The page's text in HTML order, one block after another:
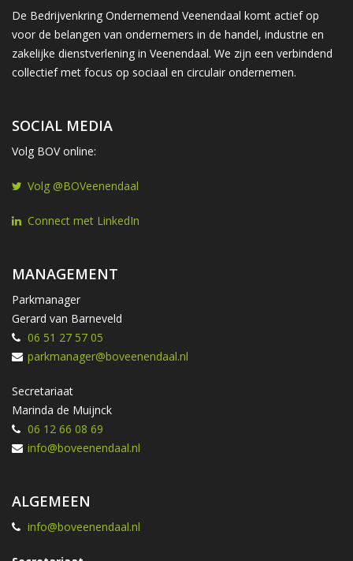
De Bedrijvenkring Ondernemend Veenendaal komt actief op
voor de belangen van ondernemers in de handel, industrie en
zakelijke dienstverlening in Veenendaal. We zijn een verbindend
collectief met focus op sociaal en circulair ondernemen.
SOCIAL MEDIA
Volg BOV online:
Volg @BOVeenendaal
Connect met LinkedIn
MANAGEMENT
Parkmanager
Gerard van Barneveld
06 51 27 57 05
parkmanager@boveenendaal.nl
Secretariaat
Marinda de Muijnck
06 12 66 08 69
info@boveenendaal.nl
ALGEMEEN
info@boveenendaal.nl